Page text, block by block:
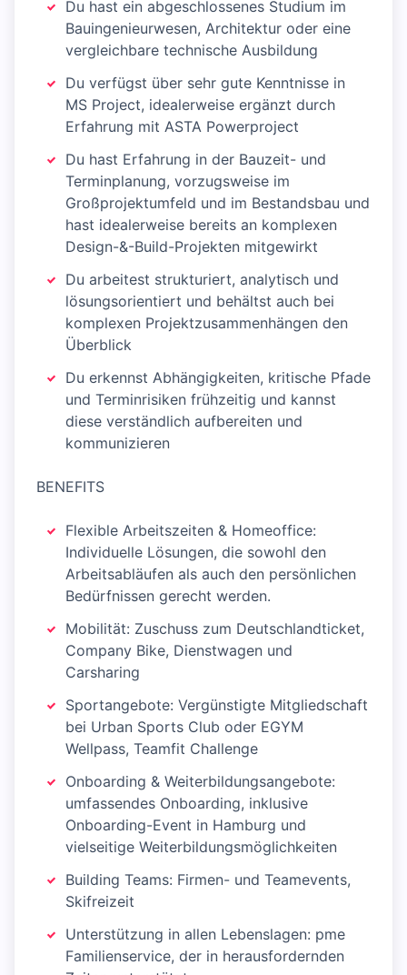
Du hast ein abgeschlossenes Studium im
Bauingenieurwesen, Architektur oder eine
vergleichbare technische Ausbildung
Du verfügst über sehr gute Kenntnisse in
MS Project, idealerweise ergänzt durch
Erfahrung mit ASTA Powerproject
Du hast Erfahrung in der Bauzeit- und
Terminplanung, vorzugsweise im
Großprojektumfeld und im Bestandsbau und
hast idealerweise bereits an komplexen
Design-&-Build-Projekten mitgewirkt
Du arbeitest strukturiert, analytisch und
lösungsorientiert und behältst auch bei
komplexen Projektzusammenhängen den
Überblick
Du erkennst Abhängigkeiten, kritische Pfade
und Terminrisiken frühzeitig und kannst
diese verständlich aufbereiten und
kommunizieren
BENEFITS
Flexible Arbeitszeiten & Homeoffice:
Individuelle Lösungen, die sowohl den
Arbeitsabläufen als auch den persönlichen
Bedürfnissen gerecht werden.
Mobilität: Zuschuss zum Deutschlandticket,
Company Bike, Dienstwagen und
Carsharing
Sportangebote: Vergünstigte Mitgliedschaft
bei Urban Sports Club oder EGYM
Wellpass, Teamfit Challenge
Onboarding & Weiterbildungsangebote:
umfassendes Onboarding, inklusive
Onboarding-Event in Hamburg und
vielseitige Weiterbildungsmöglichkeiten
Building Teams: Firmen- und Teamevents,
Skifreizeit
Unterstützung in allen Lebenslagen: pme
Familienservice, der in herausfordernden